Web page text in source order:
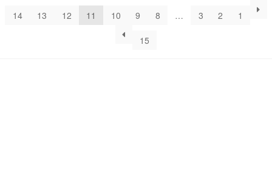
1
2
3
…
8
9
10
11
12
13
14
15